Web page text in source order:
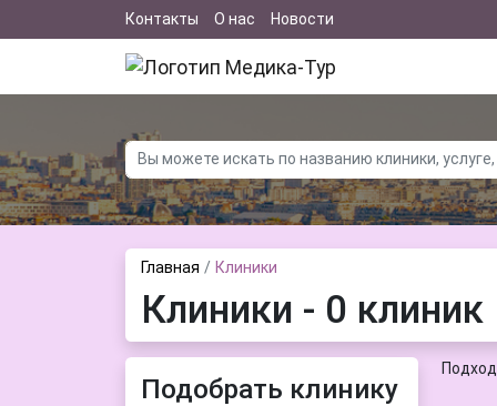
Контакты О нас Новости
Главная Клиники
Клиники - 0 клиник
Подобрать клинику